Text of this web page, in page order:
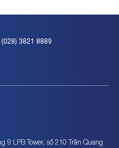
3821 8889
9 LPB Tower, số 210 Trần Quang